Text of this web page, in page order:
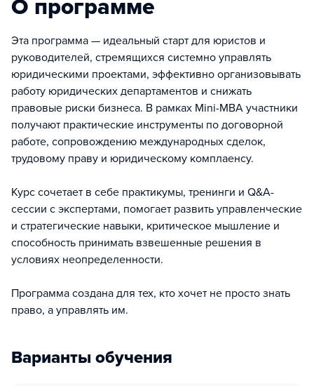
О программе
Эта программа — идеальный старт для юристов и
руководителей, стремящихся системно управлять
юридическими проектами, эффективно организовывать
работу юридических департаментов и снижать
правовые риски бизнеса. В рамках Mini-MBA участники
получают практические инструменты по договорной
работе, сопровождению международных сделок,
трудовому праву и юридическому комплаенсу.
Курс сочетает в себе практикумы, тренинги и Q&A-
сессии с экспертами, помогает развить управленческие
и стратегические навыки, критическое мышление и
способность принимать взвешенные решения в
условиях неопределенности.
Программа создана для тех, кто хочет не просто знать
право, а управлять им.
Варианты обучения